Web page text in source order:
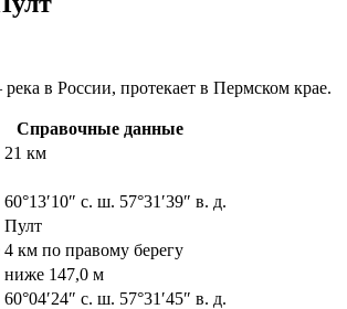
в России, протекает в Пермском крае.
Справочные данные
21 км
60°13′10″ с. ш. 57°31′39″ в. д.
Пулт
4 км по правому берегу
ниже 147,0 м
60°04′24″ с. ш. 57°31′45″ в. д.